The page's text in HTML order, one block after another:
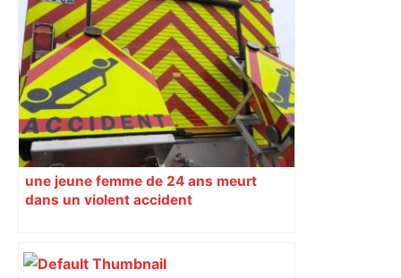
une jeune femme de 24 ans meurt
dans un violent accident